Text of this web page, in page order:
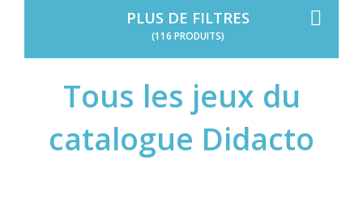
PLUS DE FILTRES
(116 PRODUITS)
Tous les jeux du
catalogue Didacto